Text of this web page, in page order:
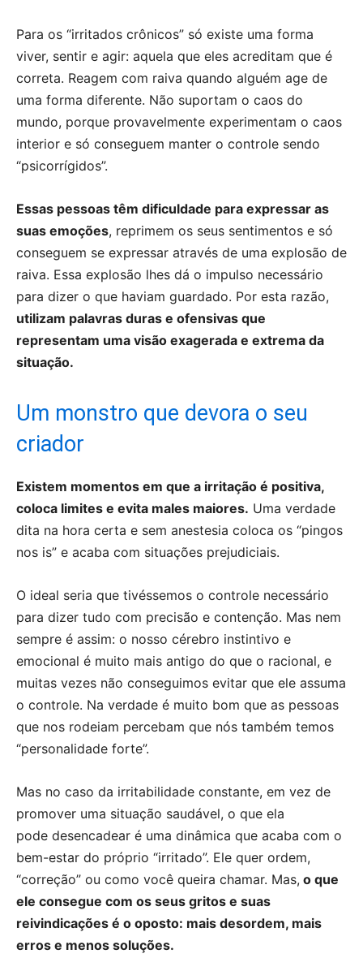
Para os “irritados crônicos” só existe uma forma
viver, sentir e agir: aquela que eles acreditam que é
correta. Reagem com raiva quando alguém age de
uma forma diferente. Não suportam o caos do
mundo, porque provavelmente experimentam o caos
interior e só conseguem manter o controle sendo
“psicorrígidos”.
Essas pessoas têm dificuldade para expressar as
suas emoções, reprimem os seus sentimentos e só
conseguem se expressar através de uma explosão de
raiva. Essa explosão lhes dá o impulso necessário
para dizer o que haviam guardado. Por esta razão,
utilizam palavras duras e ofensivas que
representam uma visão exagerada e extrema da
situação.
Um monstro que devora o seu
criador
Existem momentos em que a irritação é positiva,
coloca limites e evita males maiores. Uma verdade
dita na hora certa e sem anestesia coloca os “pingos
nos is” e acaba com situações prejudiciais.
O ideal seria que tivéssemos o controle necessário
para dizer tudo com precisão e contenção. Mas nem
sempre é assim: o nosso cérebro instintivo e
emocional é muito mais antigo do que o racional, e
muitas vezes não conseguimos evitar que ele assuma
o controle. Na verdade é muito bom que as pessoas
que nos rodeiam percebam que nós também temos
“personalidade forte”.
Mas no caso da irritabilidade constante, em vez de
promover uma situação saudável, o que ela
pode desencadear é uma dinâmica que acaba com o
bem-estar do próprio “irritado”. Ele quer ordem,
“correção” ou como você queira chamar. Mas, o que
ele consegue com os seus gritos e suas
reivindicações é o oposto: mais desordem, mais
erros e menos soluções.